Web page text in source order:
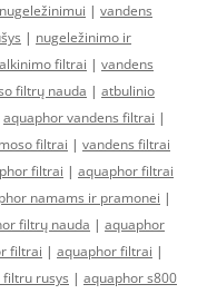
| vandens
| nugeležinimo ir
filtrai | vandens
filtrų nauda | atbulinio
aquaphor vandens filtrai |
filtrai | vandens filtrai
filtrai | aquaphor filtrai
namams ir pramonei |
filtrų nauda | aquaphor
filtrai | aquaphor filtrai |
filtru rusys | aquaphor s800